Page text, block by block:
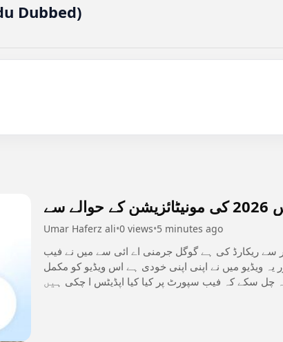
Dubbed)
Umar Haferz ali•0 views•5 minutes ago
سے ریکارڈ کی ہے گوگل جرمنی اے ائی سے میں نے فیب
ویڈیو میں نے اپنی اپنی خودی ہے اس ویڈیو کو مکمل
چل سکے کہ فیب سپورٹ پر کیا کیا اپڈیٹس ا چکی ہیں